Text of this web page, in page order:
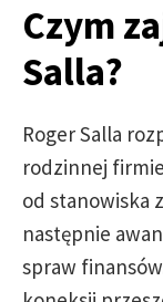
Czym
Salla?
Roger Salla
rodzinnej
od stanowiska
następnie
spraw